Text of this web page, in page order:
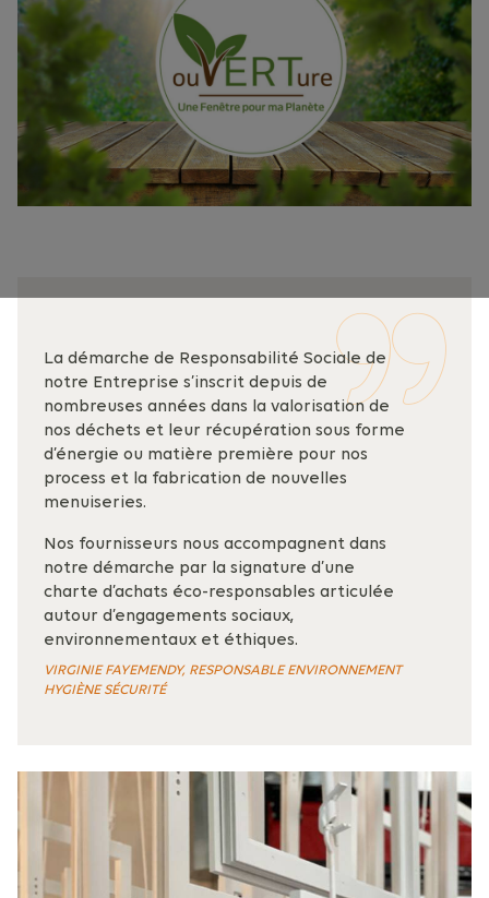
La démarche de Responsabilité Sociale de
notre Entreprise s’inscrit depuis de
nombreuses années dans la valorisation de
nos déchets et leur récupération sous forme
d’énergie ou matière première pour nos
process et la fabrication de nouvelles
menuiseries.
Nos fournisseurs nous accompagnent dans
notre démarche par la signature d’une
charte d’achats éco-responsables articulée
autour d’engagements sociaux,
environnementaux et éthiques.
VIRGINIE FAYEMENDY, RESPONSABLE ENVIRONNEMENT
HYGIÈNE SÉCURITÉ